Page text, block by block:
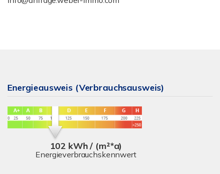
Energieausweis (Verbrauchsausweis)
102 kWh / (m²*a)
Energieverbrauchskennwert